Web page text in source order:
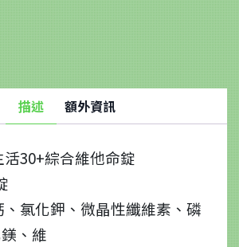
描述 額外資訊
30+綜合維他命錠
氯化鉀、微晶性纖維素、磷
、維